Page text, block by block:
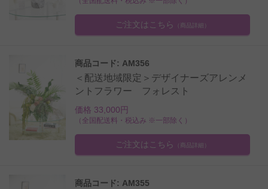
ご注文はこちら （商品詳細）
商品コード: AM356
＜配送地域限定＞デザイナーズアレンメ
ントフラワー フォレスト
価格 33,000円
（全国配送料・税込み ※一部除く）
ご注文はこちら （商品詳細）
商品コード: AM355